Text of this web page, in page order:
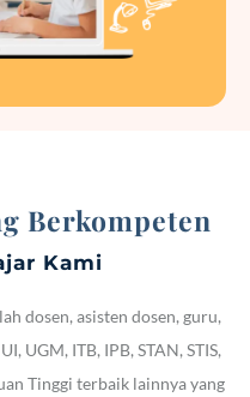
Berkompeten
Kami
dosen, asisten dosen, guru,
UGM, ITB, IPB, STAN, STIS,
Tinggi terbaik lainnya yang